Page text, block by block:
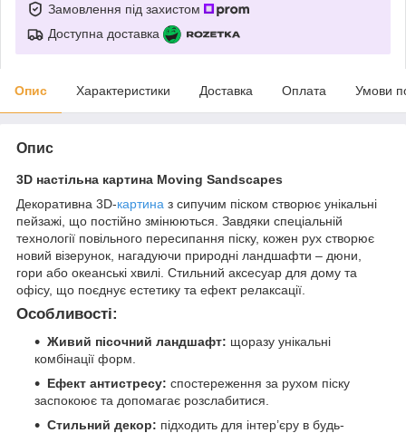
Замовлення під захистом
Доступна доставка
Опис Характеристики Доставка Оплата Умови
Опис
3D настільна картина Moving Sandscapes
Декоративна 3D-картина з сипучим піском створює унікальні
пейзажі, що постійно змінюються. Завдяки спеціальній
технології повільного пересипання піску, кожен рух створює
новий візерунок, нагадуючи природні ландшафти – дюни,
гори або океанські хвилі. Стильний аксесуар для дому та
офісу, що поєднує естетику та ефект релаксації.
Особливості:
Живий пісочний ландшафт: щоразу унікальні
комбінації форм.
Ефект антистресу: спостереження за рухом піску
заспокоює та допомагає розслабитися.
Стильний декор: підходить для інтер’єру в будь-